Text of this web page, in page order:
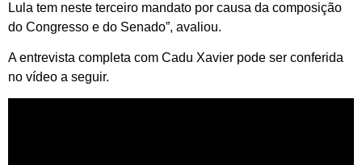
Lula tem neste terceiro mandato por causa da composição
do Congresso e do Senado”, avaliou.
A entrevista completa com Cadu Xavier pode ser conferida
no vídeo a seguir.